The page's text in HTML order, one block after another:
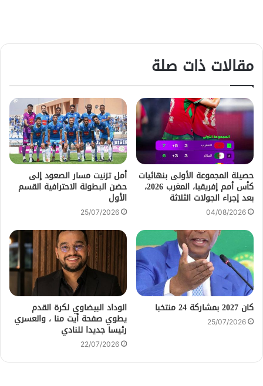
مقالات ذات صلة
حصيلة المجموعة الأولى بنهائيات
كأس أمم إفريقيا، المغرب 2026،
بعد إجراء الجولات الثلاثة
04/08/2026
أمل تزنيت مسار الصعود إلى
حضن البطولة الاحترافية القسم
الأول
25/07/2026
كان 2027 بمشاركة 24 منتخبا
25/07/2026
الوداد البيضاوي لكرة القدم
يطوي صفحة أيت منا ، والعسري
رئيسا جديدا للنادي
22/07/2026